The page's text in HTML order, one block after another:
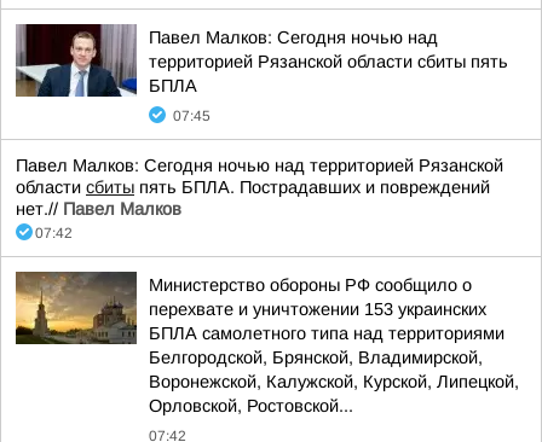
Павел Малков: Сегодня ночью над
территорией Рязанской области сбиты пять
БПЛА
07:45
Павел Малков: Сегодня ночью над территорией Рязанской
области сбиты пять БПЛА. Пострадавших и повреждений
нет.// Павел Малков
07:42
Министерство обороны РФ сообщило о
перехвате и уничтожении 153 украинских
БПЛА самолетного типа над территориями
Белгородской, Брянской, Владимирской,
Воронежской, Калужской, Курской, Липецкой,
Орловской, Ростовской...
07:42